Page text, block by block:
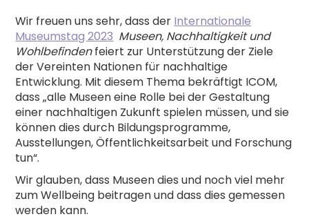
Wir freuen uns sehr, dass der Internationale
Museumstag 2023 Museen, Nachhaltigkeit und
Wohlbefindenfeiert zur Unterstützung der Ziele
der Vereinten Nationen für nachhaltige
Entwicklung. Mit diesem Thema bekräftigt ICOM,
dass „alle Museen eine Rolle bei der Gestaltung
einer nachhaltigen Zukunft spielen müssen, und sie
können dies durch Bildungsprogramme,
Ausstellungen, Öffentlichkeitsarbeit und Forschung
tun“.
Wir glauben, dass Museen dies und noch viel mehr
zum Wellbeing beitragen und dass dies gemessen
werden kann.